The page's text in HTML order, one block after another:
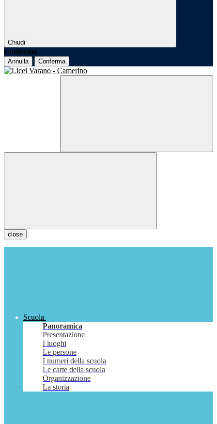
Chiudi
Conferma
Annulla Conferma
close
Scuola
Panoramica
Presentazione
I luoghi
Le persone
I numeri della scuola
Le carte della scuola
Organizzazione
La storia